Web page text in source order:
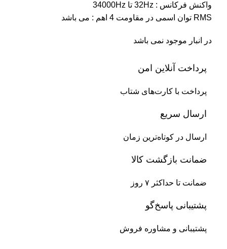
واکنش فرکانس : 32Hz تا 34000Hz
RMS توان اسمی در مقاومت 4 اهم : می باشد
در انبار موجود نمی باشد
پرداخت آنلاین امن
پرداخت با کارت‌های شتاب
ارسال سریع
ارسال در کوتاه‌ترین زمان
ضمانت بازگشت کالا
ضمانت تا حداکثر ۷ روز
پشتیبانی پاسخ‌گو
پشتیبانی و مشاوره فروش